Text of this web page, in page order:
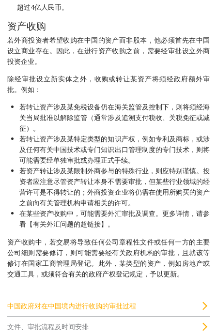
超过4亿人民币。
资产收购
若外商投资者希望收购在中国的资产而非股本，他必须首先在中国
设立商业存在。因此，在进行资产收购之前，需要经审批设立外商
投资企业。
除经审批设立新实体之外，收购或转让某资产将须经政府额外审
批。例如：
若转让资产涉及某免税设备仍在海关监管及控制下，则将须经海
关当局批准以解除监管（通常涉及追溯支付税收、关税免征或减
征）。
若转让资产涉及某特定类型的知识产权，例如专利及商标，或涉
及任何有关中国技术或专门知识出口管理制度的专门技术，则将
可能需要经单独审批或办理正式手续。
若资产转让涉及某限制外商参与的特殊行业，则应特别谨慎。投
资者应注意尽管资产转让本身不需要审批，但某些行业领域的经
营许可是不得转让的；外商投资企业将仍需在使用所购买的资产
之前向有关管理机构申请相关的许可。
在某些资产收购中，可能需要外汇审批及调查。更多详情，请参
看【有关外汇问题的超链接】。
资产收购中，若交易将导致任何公司章程性文件或任何一方的主要
公司细则需要修订，则可能需要经有关政府机构的审批，且就该等
修订在国家工商管理局登记。此外，某类型的资产，例如房地产或
交通工具，或须符合有关的政府产权登记规定，予以更新。
中国政府对在中国境内进行收购的审批过程
文件、审批流程及时间安排